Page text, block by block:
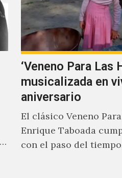
‘Veneno Para Las
musicalizada en
aniversario
El clásico Veneno
Enrique Taboada
con el paso del